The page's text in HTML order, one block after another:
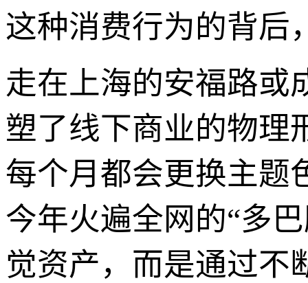
这种消费行为的背后
走在上海的安福路或
塑了线下商业的物理
每个月都会更换主
今年火遍全网的“多
觉资产，而是通过不